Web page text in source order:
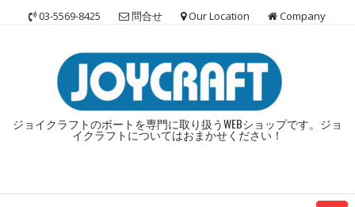
03-5569-8425 問合せ Our Location Company
ジョイクラフトのボートを専門に取り扱うWEBショップです。ジョ
イクラフトについてはおまかせください！